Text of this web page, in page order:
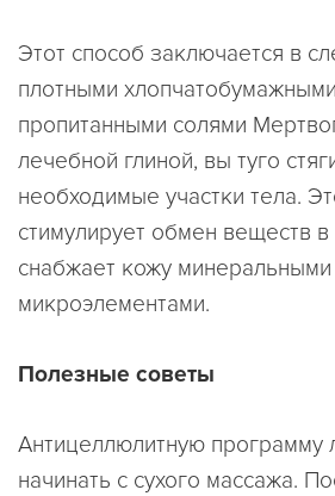
Этот способ заключается в
плотными
пропитанными солями
лечебной глиной, вы туго
необходимые участки тела.
стимулирует обмен веществ
снабжает кожу
микроэлементами.
Полезные советы
Антицеллюлитную программу
начинать с сухого массажа.